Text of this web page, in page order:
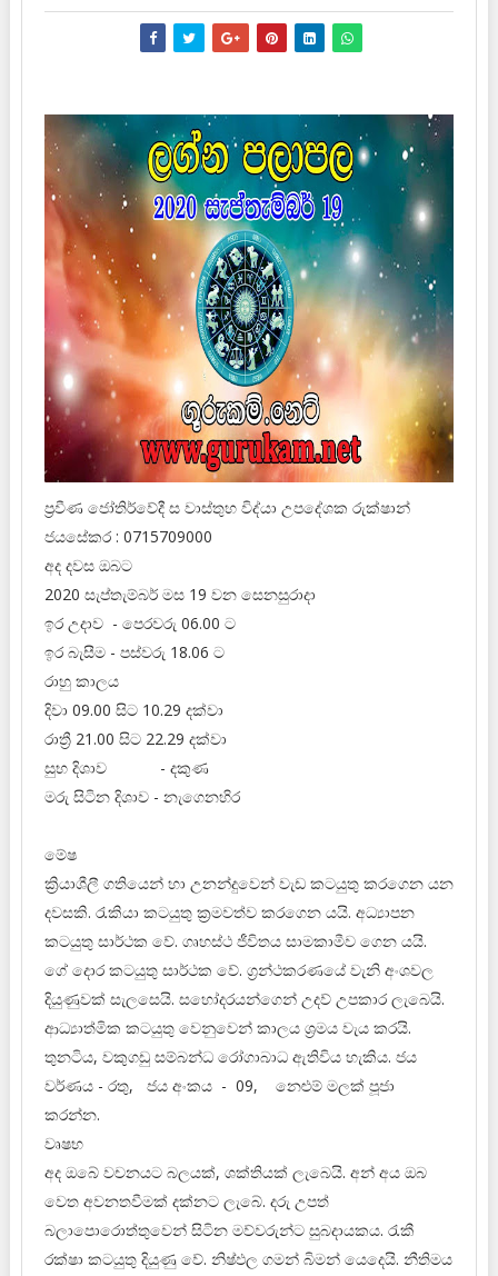
ප්‍රවීණ ජෝතිර්වේදී ස වාස්තුහ විද්‍‍යා උපදේශක රුක්ෂාන්
ජයසේකර : 0715709000
අද දවස ඔබට
2020 සැප්තැම්බර් මස 19 වන සෙනසුරාදා
ඉර උදාව - පෙරවරු 06.00 ට
ඉර බැසීම - පස්වරු 18.06 ට
රාහු කාලය
දිවා 09.00 සිට 10.29 දක්වා
රාත්‍රී 21.00 සිට 22.29 දක්වා
සුභ දිශාව - දකුණ
මරු සිටින දිශාව - නැගෙනහිර
මේෂ
ක්‍රියාශීලී ගතියෙන් හා උනන්දුවෙන් වැඩ කටයුතු කරගෙන යන
දවසකි. රැකියා කටයුතු ක්‍රමවත්ව කරගෙන යයි. අධ්‍යාපන
කටයුතු සාර්ථක වේ. ගෘහස්ථ ජීවිතය සාමකාමීව ගෙන යයි.
ගේ දොර කටයුතු සාර්ථක වේ. ග්‍රන්ථකරණයේ වැනි අංශවල
දියුණුවක් සැලසෙයි. සහෝදරයන්ගෙන් උදව් උපකාර ලැබෙයි.
ආධ්‍යාත්මික කටයුතු වෙනුවෙන් කාලය ශ්‍රමය වැය කරයි.
තුනටිය, වකුගඩු සම්බන්ධ රෝගාබාධ ඇතිවිය හැකිය. ජය
වර්ණය - රතු, ජය අංකය - 09, නෙළුම් මලක් පූජා
කරන්න.
වෘෂභ
අද ඔබේ වචනයට බලයක්, ශක්තියක් ලැබෙයි. අන් අය ඔබ
වෙත අවනතවීමක් දක්නට ලැබේ. දරු උපත්
බලාපොරොත්තුවෙන් සිටින මව්වරුන්ට සුබදායකය. රැකී
රක්ෂා කටයුතු දියුණු වේ. නිෂ්ඵල ගමන් බිමන් යෙදෙයි. නීතිමය